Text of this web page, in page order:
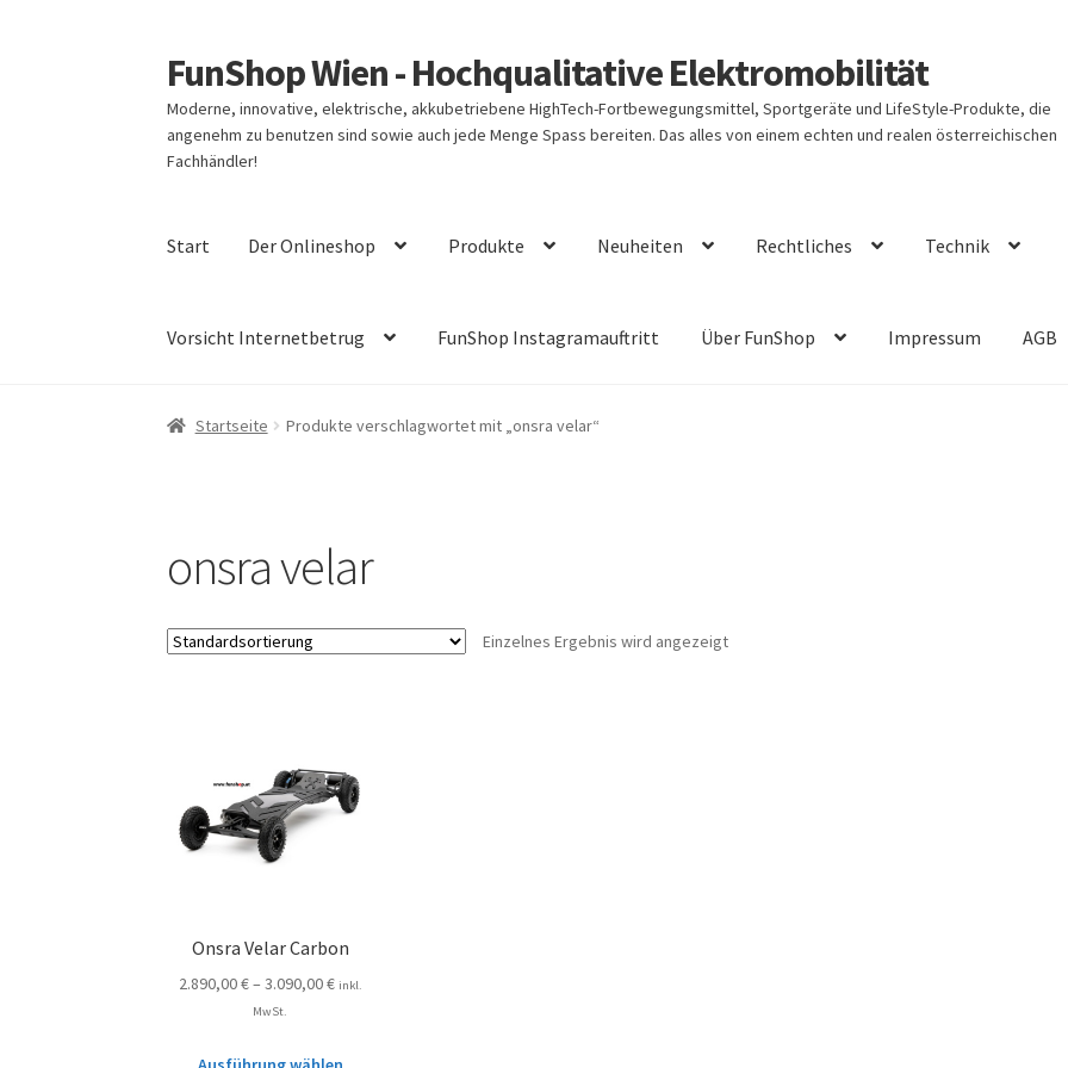
Zur
Navigation
springen
Zum
Inhalt
springen
FunShop Wien - Hochqualitative Elektromobilität
Moderne, innovative, elektrische, akkubetriebene HighTech-Fortbewegungsmittel, Sportgeräte und LifeStyle-Produkte, die
angenehm zu benutzen sind sowie auch jede Menge Spass bereiten. Das alles von einem echten und realen österreichischen
Fachhändler!
Start Der Onlineshop Produkte Neuheiten Rechtliches Technik
Vorsicht Internetbetrug FunShop Instagramauftritt Über FunShop Impressum AGB
Startseite Produkte verschlagwortet mit „onsra velar“
onsra velar
Einzelnes Ergebnis wird angezeigt
Onsra Velar Carbon
2.890,00€– 3.090,00€ inkl.
MwSt.